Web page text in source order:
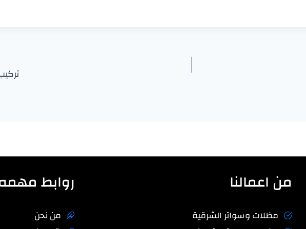
من اعمالنا
مظلات وسواتر الشرقية
روابط
من نحن